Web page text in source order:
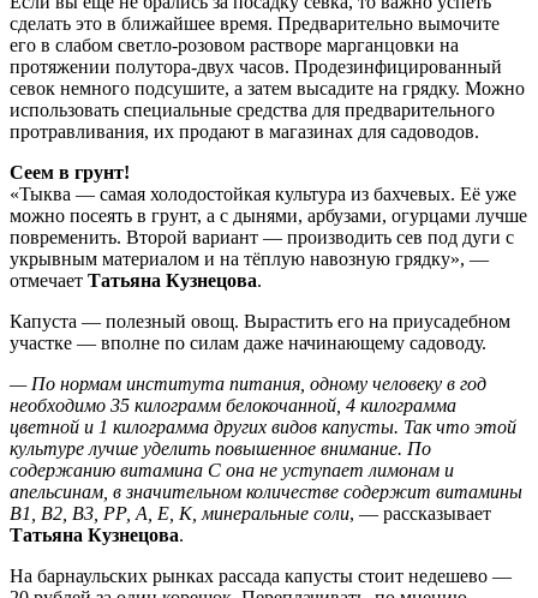
сделать это в ближайшее время. Предварительно вымочите
его в слабом светло-розовом растворе марганцовки на
протяжении полутора-двух часов. Продезинфицированный
севок немного подсушите, а затем высадите на грядку. Можно
использовать специальные средства для предварительного
протравливания, их продают в магазинах для садоводов.
Сеем в грунт!
«Тыква — самая холодостойкая культура из бахчевых. Её уже
можно посеять в грунт, а с дынями, арбузами, огурцами лучше
повременить. Второй вариант — производить сев под дуги с
укрывным материалом и на тёплую навозную грядку», —
отмечает Татьяна Кузнецова.
Капуста — полезный овощ. Вырастить его на приусадебном
участке — вполне по силам даже начинающему садоводу.
— По нормам института питания, одному человеку в год
необходимо 35 килограмм белокочанной, 4 килограмма
цветной и 1 килограмма других видов капусты. Так что этой
культуре лучше уделить повышенное внимание. По
содержанию витамина С она не уступает лимонам и
апельсинам, в значительном количестве содержит витамины
В1, В2, В3, РР, А, Е, К, минеральные соли, — рассказывает
Татьяна Кузнецова.
На барнаульских рынках рассада капусты стоит недешево —